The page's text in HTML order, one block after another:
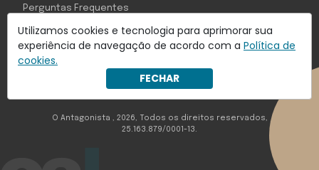
Utilizamos cookies e tecnologia para aprimorar sua
experiência de navegação de acordo com a Política de
cookies.
FECHAR
Com inteligência e tecnologia:
Object1ve - Marketing Solution
Perguntas Frequentes
O Antagonista , 2026, Todos os direitos reservados,
25.163.879/0001-13.